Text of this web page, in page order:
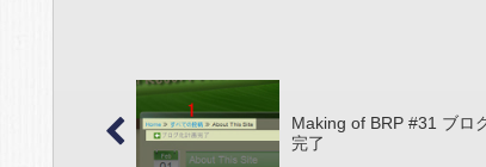
Making of BRP #31 ブロ
完了